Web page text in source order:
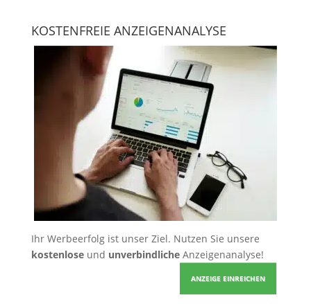
KOSTENFREIE ANZEIGENANALYSE
Ihr Werbeerfolg ist unser Ziel. Nutzen Sie unsere
kostenloseund unverbindlicheAnzeigenanalyse!
ANZEIGE EINREICHEN